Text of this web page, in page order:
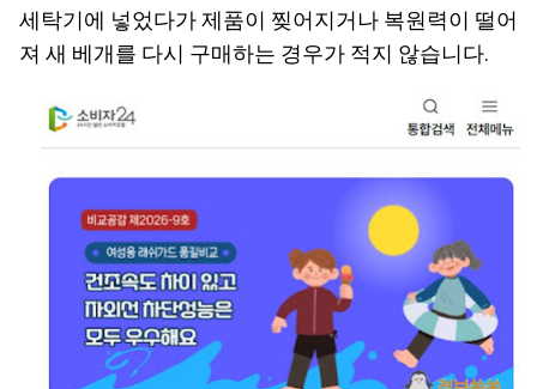
세탁기에 넣었다가 제품이 찢어지거나 복원력이 떨어
져 새 베개를 다시 구매하는 경우가 적지 않습니다.